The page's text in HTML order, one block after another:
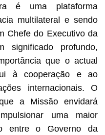
é uma plataforma
multilateral e sendo
Chefe do Executivo da
significado profundo,
que o actual
à cooperação e ao
internacionais. O
a Missão envidará
uma maior
entre o Governo da